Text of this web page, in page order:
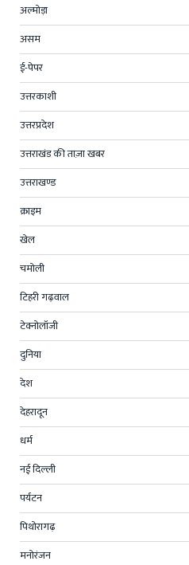
अल्मोड़ा
असम
ई-पेपर
उत्तरकाशी
उत्तरप्रदेश
उत्तराखंड की ताज़ा खबर
उत्तराखण्ड
क्राइम
खेल
चमोली
टिहरी गढ़वाल
टेक्नोलॉजी
दुनिया
देश
देहरादून
धर्म
नई दिल्ली
पर्यटन
पिथोरागढ़
मनोरंजन